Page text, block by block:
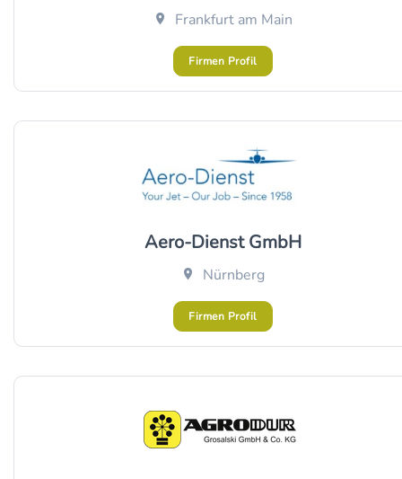
Frankfurt am Main
Firmen Profil
Aero-Dienst GmbH
Nürnberg
Firmen Profil